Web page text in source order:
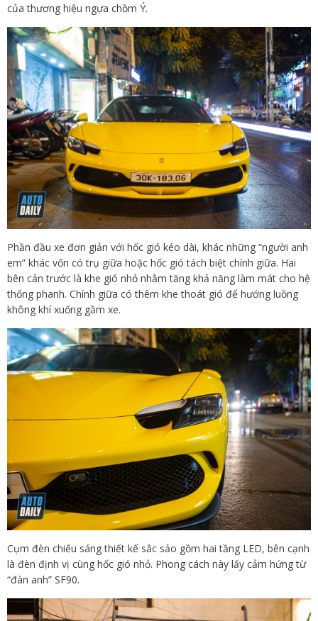
của thương hiệu ngựa chồm Ý.
Phần đầu xe đơn giản với hốc gió kéo dài, khác những “người anh
em” khác vốn có trụ giữa hoặc hốc gió tách biệt chính giữa. Hai
bên cản trước là khe gió nhỏ nhằm tăng khả năng làm mát cho hệ
thống phanh. Chính giữa có thêm khe thoát gió để hướng luồng
không khí xuống gầm xe.
Cụm đèn chiếu sáng thiết kế sắc sảo gồm hai tầng LED, bên cạnh
là đèn định vị cùng hốc gió nhỏ. Phong cách này lấy cảm hứng từ
“đàn anh” SF90.